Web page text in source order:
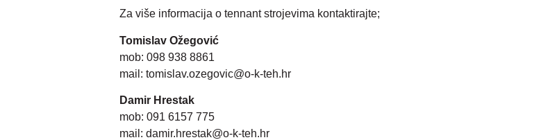
Za više informacija o tennant strojevima kontaktirajte;
Tomislav Ožegović
mob: 098 938 8861
mail: tomislav.ozegovic@o-k-teh.hr
Damir Hrestak
mob: 091 6157 775
mail: damir.hrestak@o-k-teh.hr